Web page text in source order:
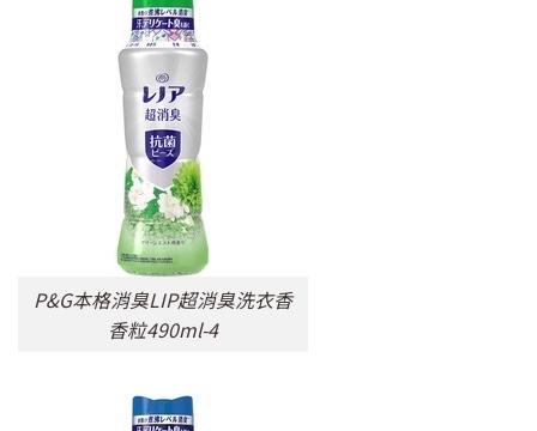
P&G本格消臭LIP超消臭洗衣香
香粒490ml-4